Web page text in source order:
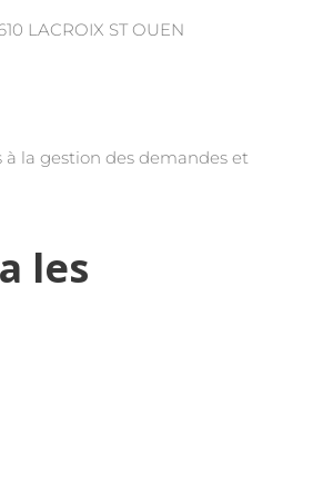
LACROIX ST OUEN
la gestion des demandes et
les